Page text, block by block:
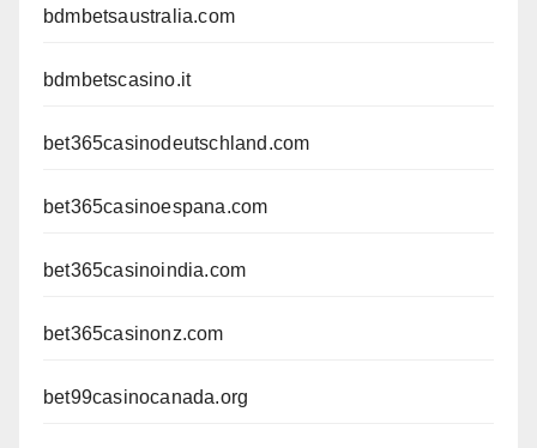
bdmbetsaustralia.com
bdmbetscasino.it
bet365casinodeutschland.com
bet365casinoespana.com
bet365casinoindia.com
bet365casinonz.com
bet99casinocanada.org